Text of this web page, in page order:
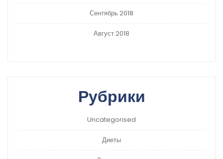
Сентябрь 2018
Август 2018
Рубрики
Uncategorised
Диеты